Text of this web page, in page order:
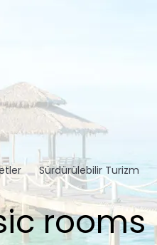
Sürdürülebilir Turizm
rooms